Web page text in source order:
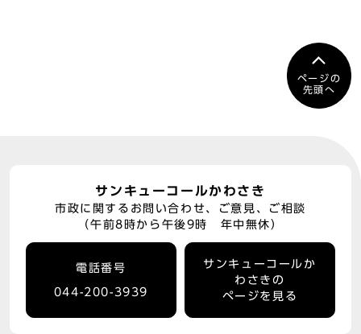
ページの
先頭へ
サンキューコールかわさき
市政に関するお問い合わせ、ご意見、ご相談
（午前8時から午後9時 年中無休）
電話番号
044-200-3939
サンキューコールか
わさきの
ページを見る